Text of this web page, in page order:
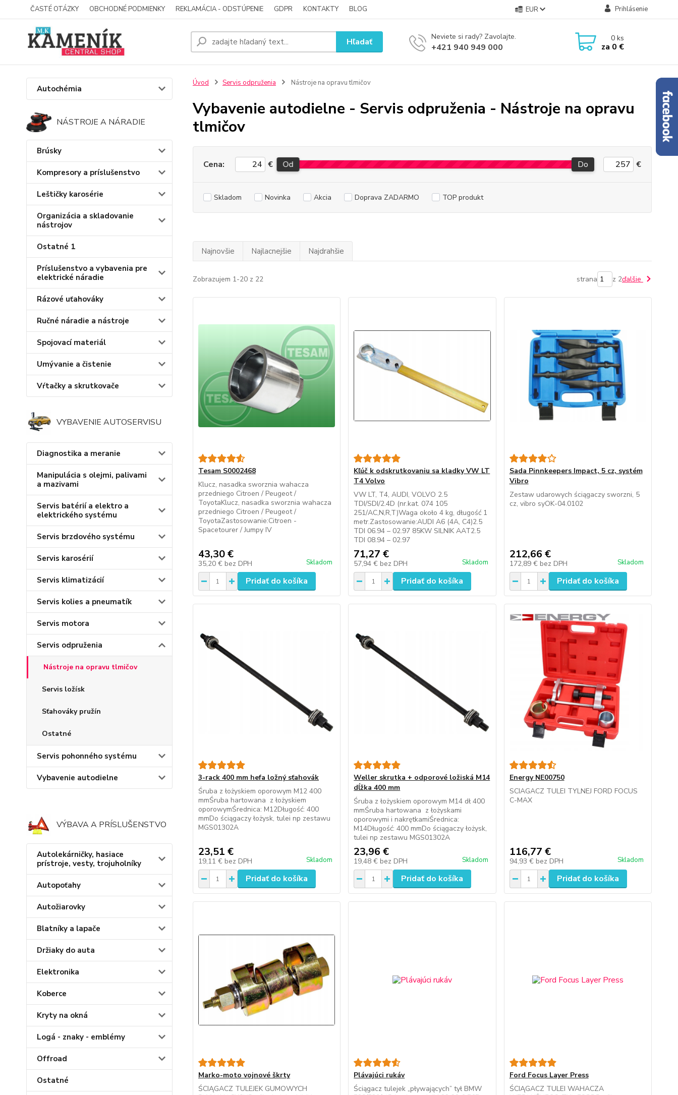
ČASTÉ OTÁZKY OBCHODNÉ PODMIENKY REKLAMÁCIA - ODSTÚPENIE GDPR KONTAKTY BLOG EUR Prihlásenie
Hľadať Neviete si rady? Zavolajte.
+421 940 949 000
0ks
za 0 €
Autochémia
NÁSTROJE A NÁRADIE
Brúsky
Kompresory a príslušenstvo
Leštičky karosérie
Organizácia a skladovanie
nástrojov
Ostatné 1
Príslušenstvo a vybavenia pre
elektrické náradie
Rázové uťahováky
Ručné náradie a nástroje
Spojovací materiál
Umývanie a čistenie
Vŕtačky a skrutkovače
VYBAVENIE AUTOSERVISU
Diagnostika a meranie
Manipulácia s olejmi, palivami
a mazivami
Servis batérií a elektro a
elektrického systému
Servis brzdového systému
Servis karosérií
Servis klimatizácií
Servis kolies a pneumatík
Servis motora
Servis odpruženia
Nástroje na opravu tlmičov
Servis ložísk
Sťahováky pružín
Ostatné
Servis pohonného systému
Vybavenie autodielne
VÝBAVA A PRÍSLUŠENSTVO
Autolekárničky, hasiace
prístroje, vesty, trojuholníky
Autopoťahy
Autožiarovky
Blatníky a lapače
Držiaky do auta
Elektronika
Koberce
Kryty na okná
Logá - znaky - emblémy
Offroad
Ostatné
Úvod Servis odpruženia Nástroje na opravu tlmičov
Vybavenie autodielne - Servis odpruženia - Nástroje na opravu
tlmičov
Cena: € Od Do €
Skladom Novinka Akcia Doprava ZADARMO TOP produkt
Najnovšie Najlacnejšie Najdrahšie
Zobrazujem 1-20 z 22 strana z 2ďalšie
Tesam S0002468
Klucz, nasadka sworznia wahacza
przedniego Citroen / Peugeot /
ToyotaKlucz, nasadka sworznia wahacza
przedniego Citroen / Peugeot /
ToyotaZastosowanie:Citroen -
Spacetourer / Jumpy IV
43,30 €
35,20 € bez DPH Skladom
Pridať do košíka
Kľúč k odskrutkovaniu sa kladky VW LT
T4 Volvo
VW LT, T4, AUDI, VOLVO 2.5
TDI/SDI/2.4D (nr.kat. 074 105
251/AC,N,R,T)Waga około 4 kg, długość 1
metr.Zastosowanie:AUDI A6 (4A, C4)2.5
TDI 06.94 – 02.97 85KW SILNIK AAT2.5
TDI 08.94 – 02.97
71,27 €
57,94 € bez DPH Skladom
Pridať do košíka
Sada Pinnkeepers Impact, 5 cz, systém
Vibro
Zestaw udarowych ściągaczy sworzni, 5
cz, vibro syOK-04.0102
212,66 €
172,89 € bez DPH Skladom
Pridať do košíka
3-rack 400 mm hefa ložný sťahovák
Śruba z łożyskiem oporowym M12 400
mmŚruba hartowana z łożyskiem
oporowymŚrednica: M12Długość: 400
mmDo ściągaczy łożysk, tulei np zestawu
MGS01302A
23,51 €
19,11 € bez DPH Skladom
Pridať do košíka
Weller skrutka + odporové ložiská M14
dĺžka 400 mm
Śruba z łożyskiem oporowym M14 dł 400
mmŚruba hartowana z łożyskami
oporowymi i nakrętkamiŚrednica:
M14Długość: 400 mmDo ściągaczy łożysk,
tulei np zestawu MGS01302A
23,96 €
19,48 € bez DPH Skladom
Pridať do košíka
Energy NE00750
SCIAGACZ TULEI TYLNEJ FORD FOCUS
C-MAX
116,77 €
94,93 € bez DPH Skladom
Pridať do košíka
Marko-moto vojnové škrty
ŚCIĄGACZ TULEJEK GUMOWYCH
Plávajúci rukáv
Ściągacz tulejek „pływających” tył BMW
Ford Focus Layer Press
ŚCIĄGACZ TULEI WAHACZA